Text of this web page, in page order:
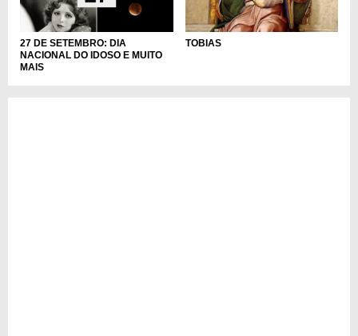
27 DE SETEMBRO: DIA
NACIONAL DO IDOSO E MUITO
MAIS
TOBIAS